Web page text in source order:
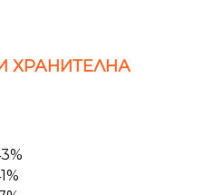
ХРАНИТЕЛНА